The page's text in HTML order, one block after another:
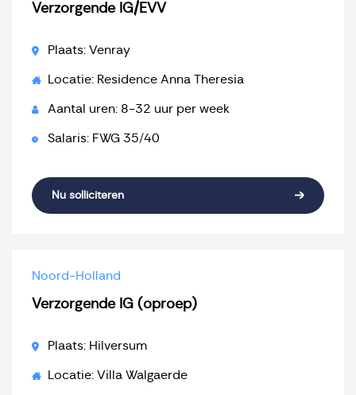
Verzorgende IG/EVV
Plaats: Venray
Locatie: Residence Anna Theresia
Aantal uren: 8-32 uur per week
Salaris: FWG 35/40
Nu solliciteren
Noord-Holland
Verzorgende IG (oproep)
Plaats: Hilversum
Locatie: Villa Walgaerde